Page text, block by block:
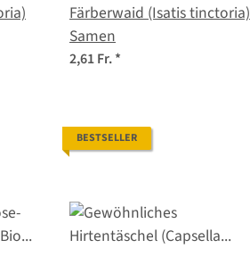
Färberwaid (Isatis tinctoria)
Samen
2,61 Fr.*
BESTSELLER